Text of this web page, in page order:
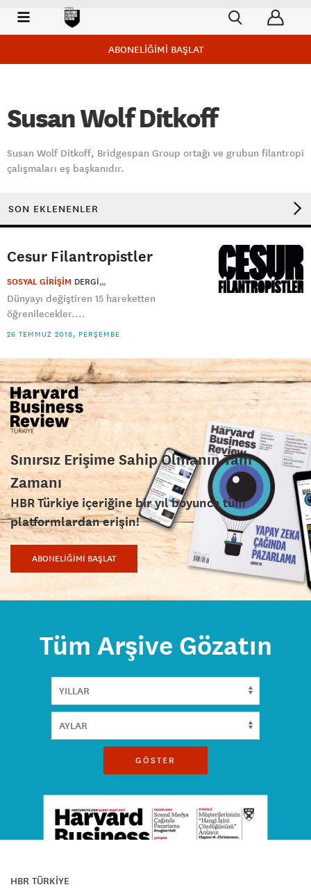
ABONELİĞİMİ BAŞLAT
Susan Wolf Ditkoff
Susan Wolf Ditkoff, Bridgespan Group ortağı ve grubun filantropi
çalışmaları eş başkanıdır.
SON EKLENENLER
Cesur Filantropistler
SOSYAL GİRİŞİM DERGI
Dünyayı değiştiren 15 hareketten
öğrenilecekler....
26 TEMMUZ 2018, PERŞEMBE
Sınırsız Erişime Sahip Olmanın Tam
Zamanı
HBR Türkiye içeriğine bir yıl boyunca tüm
platformlardan erişin!
ABONELİĞİMİ BAŞLAT
Tüm Arşive Gözatın
GÖSTER
HBR TÜRKİYE